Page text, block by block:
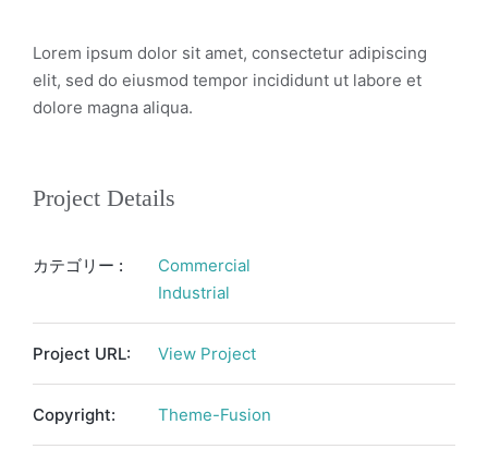
Lorem ipsum dolor sit amet, consectetur adipiscing
elit, sed do eiusmod tempor incididunt ut labore et
dolore magna aliqua.
Project Details
カテゴリー :
Commercial
Industrial
Project URL: View Project
Copyright: Theme-Fusion